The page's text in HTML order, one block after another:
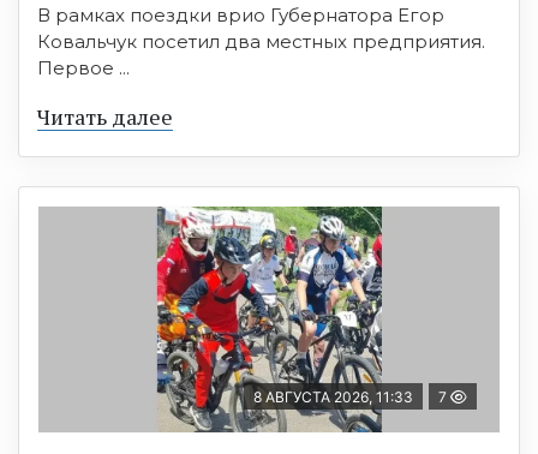
В рамках поездки врио Губернатора Егор
Ковальчук посетил два местных предприятия.
Первое ...
Читать далее
8 АВГУСТА 2026, 11:33 7